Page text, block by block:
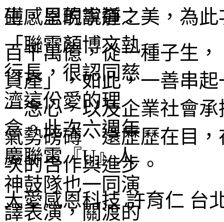
礡，呈現寧靜之美，為
百千萬億，從一種子生
資產」，如此，一善串
一念心，以及企業社會
氣勢磅礡、還歷歷在目
次的合作與進步。
大愛感恩科技 許育仁 台